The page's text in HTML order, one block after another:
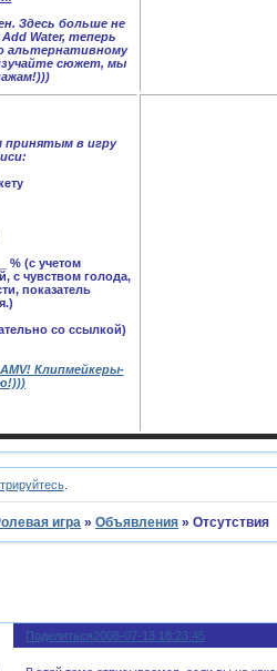
Здесь больше не
Water, теперь
альтернативному
сюжет, мы
принятым в игру
% (с учетом
с чувством голода,
показатель
со ссылкой)
Клипмейкеры-
.
игра »Объявления »Отсутствия
Поделиться2008-07-13 18:23:45